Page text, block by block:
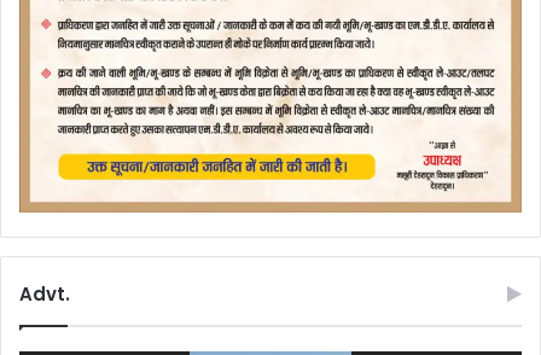
Advt.